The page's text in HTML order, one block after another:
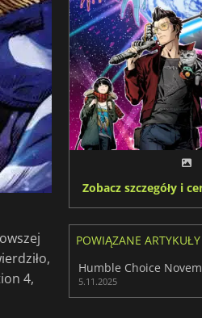
4,
Zobacz szczegóły i
POWIĄZANE ARTYKUŁY
5.11.2025